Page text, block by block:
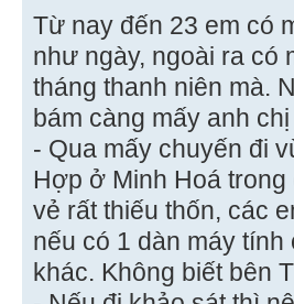
Từ nay đến 23 em có
như ngày, ngoài ra
tháng thanh niên mà.
bám càng mấy anh
- Qua mấy chuyến đi
Hợp ở Minh Hoá
vẻ rất thiếu thốn, các
nếu có 1 dàn máy
khác. Không biết bên